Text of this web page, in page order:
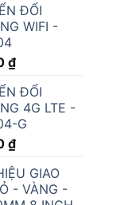
ĐỔI
WIFI -
₫
ĐỔI
4G LTE -
G
₫
GIAO
- VÀNG -